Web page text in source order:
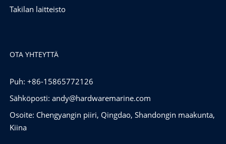
Takilan laitteisto
OTA YHTEYTTÄ
Puh: +86-15865772126
Sähköposti: andy@hardwaremarine.com
Osoite: Chengyangin piiri, Qingdao, Shandongin maakunta,
Kiina